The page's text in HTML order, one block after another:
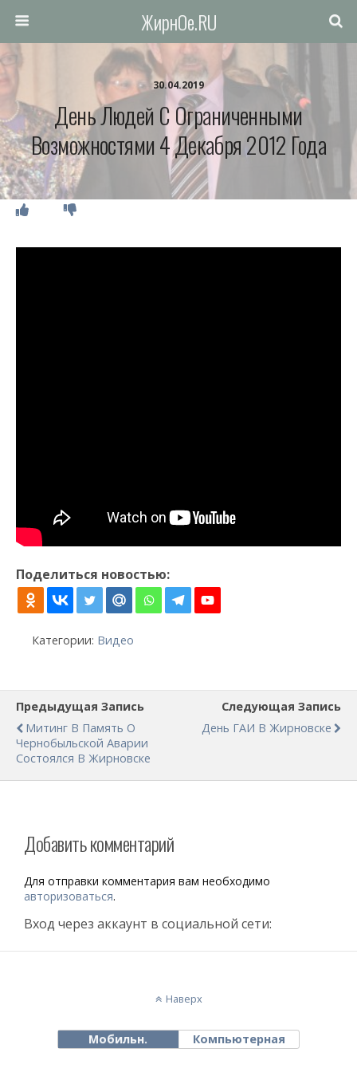
ЖирнОе.RU
30.04.2019
День Людей С Ограниченными
Возможностями 4 Декабря 2012 Года
Поделиться новостью:
Категории: Видео
Предыдущая Запись
Митинг В Память О
Чернобыльской Аварии
Состоялся В Жирновске
Следующая Запись
День ГАИ В Жирновске
Добавить комментарий
Для отправки комментария вам необходимо
авторизоваться.
Вход через аккаунт в социальной сети:
Наверх
Мобильн. Компьютерная